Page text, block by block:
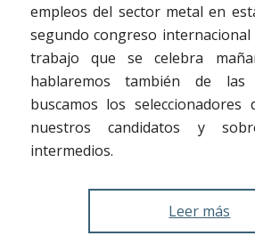
empleos del sector metal en
segundo congreso
trabajo que se celebra
hablaremos también de las
buscamos los
nuestros candidatos y
intermedios.
Leer más